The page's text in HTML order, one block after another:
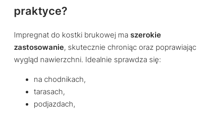
praktyce?
Impregnat do kostki brukowej ma szerokie
zastosowanie, skutecznie chroniąc oraz poprawiając
wygląd nawierzchni. Idealnie sprawdza się:
na chodnikach,
tarasach,
podjazdach,